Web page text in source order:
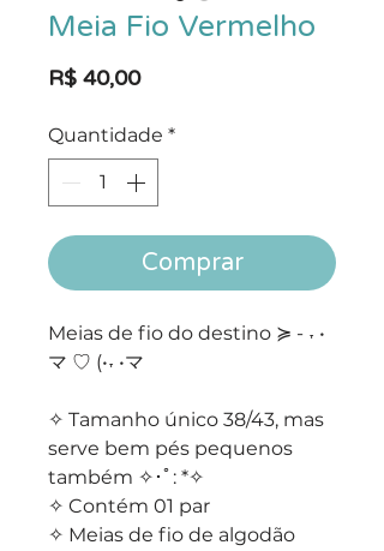
Meia Fio Vermelho
R$ 40,00Preço
Quantidade *
Comprar
Meias de fio do destino ≽ - ˕ •
マ ♡ (•˕ •マ
✧ Tamanho único 38/43, mas
serve bem pés pequenos
também ✧･ﾟ: *✧
✧ Contém 01 par
✧ Meias de fio de algodão